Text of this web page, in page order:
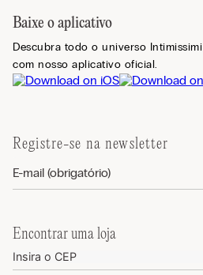
Baixe o aplicativo
Descubra todo o universo Intimissimi
com nosso aplicativo oficial.
Registre-se na newsletter
Encontrar uma loja